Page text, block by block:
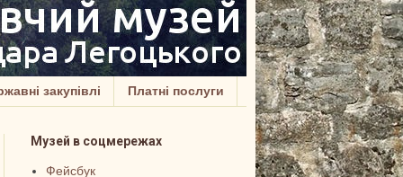
закупівлі Платні послуги
Музей в соцмережах
Фейсбук